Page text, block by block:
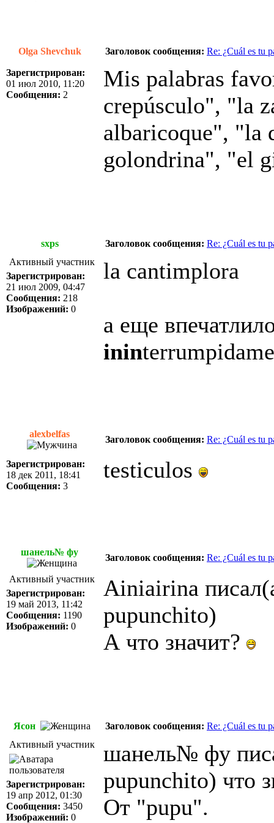
Olga Shevchuk Заголовок сообщения: Re: ¿Cuál es tu
Зарегистрирован:
01 июл 2010, 11:20
Сообщения: 2
Mis palabras
crepúsculo", "la
albaricoque",
golondrina", "el
sxps Заголовок сообщения: Re: ¿Cuál es tu
Активный участник
Зарегистрирован:
21 июл 2009, 04:47
Сообщения: 218
Изображений: 0
la cantimplora
а еще
inin
alexbelfas
Заголовок сообщения: Re: ¿Cuál es tu
Зарегистрирован:
18 дек 2011, 18:41
Сообщения: 3
testiculos
шанель№ фу
Заголовок сообщения: Re: ¿Cuál es tu
Активный участник
Зарегистрирован:
19 май 2013, 11:42
Сообщения: 1190
Изображений: 0
Ainiairina
pupunchito)
А что значит?
Ясон Заголовок сообщения: Re: ¿Cuál es tu
Активный участник
Зарегистрирован:
19 апр 2012, 01:30
Сообщения: 3450
Изображений: 0
шанель№ фу
pupunchito) что
Oт "pupu".